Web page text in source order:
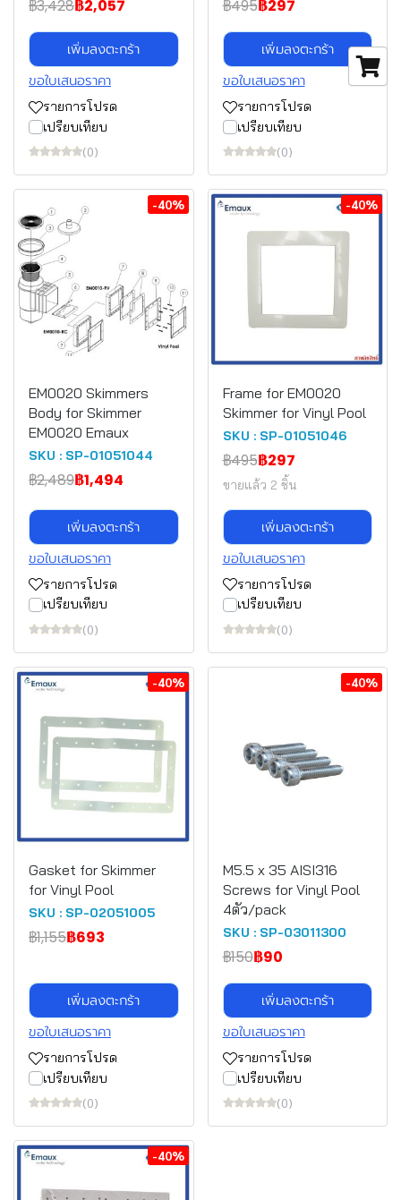
฿3,428฿2,057
เพิ่มลงตะกร้า
ขอใบเสนอราคา
รายการโปรด
เปรียบเทียบ
(0)
฿495฿297
เพิ่มลงตะกร้า
ขอใบเสนอราคา
รายการโปรด
เปรียบเทียบ
(0)
-40%
EM0020 Skimmers
Body for Skimmer
EM0020 Emaux
SKU : SP-01051044
฿2,489฿1,494
เพิ่มลงตะกร้า
ขอใบเสนอราคา
รายการโปรด
เปรียบเทียบ
(0)
-40%
Frame for EM0020
Skimmer for Vinyl Pool
SKU : SP-01051046
฿495฿297
ขายแล้ว 2 ชิ้น
เพิ่มลงตะกร้า
ขอใบเสนอราคา
รายการโปรด
เปรียบเทียบ
(0)
-40%
Gasket for Skimmer
for Vinyl Pool
SKU : SP-02051005
฿1,155฿693
เพิ่มลงตะกร้า
ขอใบเสนอราคา
รายการโปรด
เปรียบเทียบ
(0)
-40%
M5.5 x 35 AISI316
Screws for Vinyl Pool
4ตัว/pack
SKU : SP-03011300
฿150฿90
เพิ่มลงตะกร้า
ขอใบเสนอราคา
รายการโปรด
เปรียบเทียบ
(0)
-40%